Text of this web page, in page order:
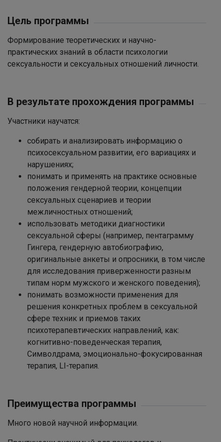
Цель программы
Формирование теоретических и научно-
практических знаний в области психологии
сексуальности и сексуальных отношений личности.
В результате прохождения программы
Участники научатся:
собирать и анализировать информацию о
психосексуальном развитии, его вариациях и
нарушениях;
понимать и применять на практике основные
положения гендерной теории, концепции
сексуальных сценариев и теории
межличностных отношений;
использовать методики диагностики
сексуальной сферы (например, пентаграмму
Гингера, гендерную автобиографию,
оригинальные анкеты и опросники, в том числе
для исследования приверженности разным
типам норм мужского и женского поведения);
понимать возможности применения для
решения конкретных проблем в сексуальной
сфере техник и приемов таких
психотерапевтических направлений, как:
когнитивно-поведенческая терапия,
Символдрама, эмоционально-фокусированная
терапия, LI-терапия.
Преимущества программы
Много новой научной информации.